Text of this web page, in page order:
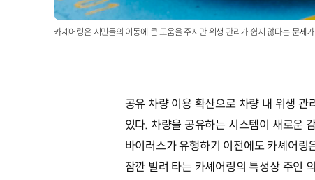
카셰어링은 시민들의 이동에 큰 도움을 주지만 위생 관리가 쉽지 않다는 문제
공유 차량 이용 확산으로 차량 내 위생
있다. 차량을 공유하는 시스템이 새로운
바이러스가 유행하기 이전에도 카셰어링
잠깐 빌려 타는 카셰어링의 특성상 주인